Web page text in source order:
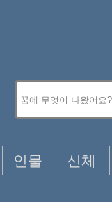
인물 신체